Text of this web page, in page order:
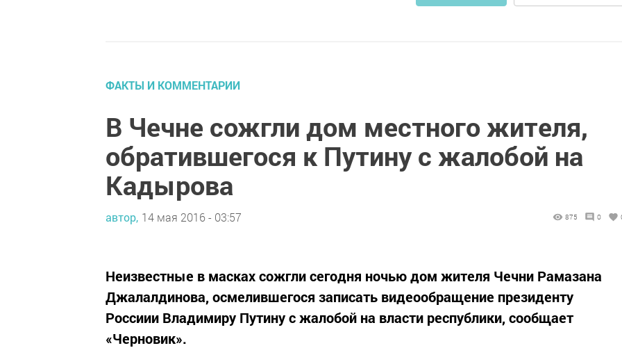
ФАКТЫ И КОММЕНТАРИИ
В Чечне сожгли дом местного жителя,
обратившегося к Путину с жалобой на
Кадырова
автор, 14 мая 2016 - 03:57 875 0
Неизвестные в масках сожгли сегодня ночью дом жителя Чечни Рамазана
Джалалдинова, осмелившегося записать видеообращение президенту
Россиии Владимиру Путину с жалобой на власти республики, сообщает
«Черновик».